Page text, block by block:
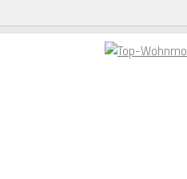
alles